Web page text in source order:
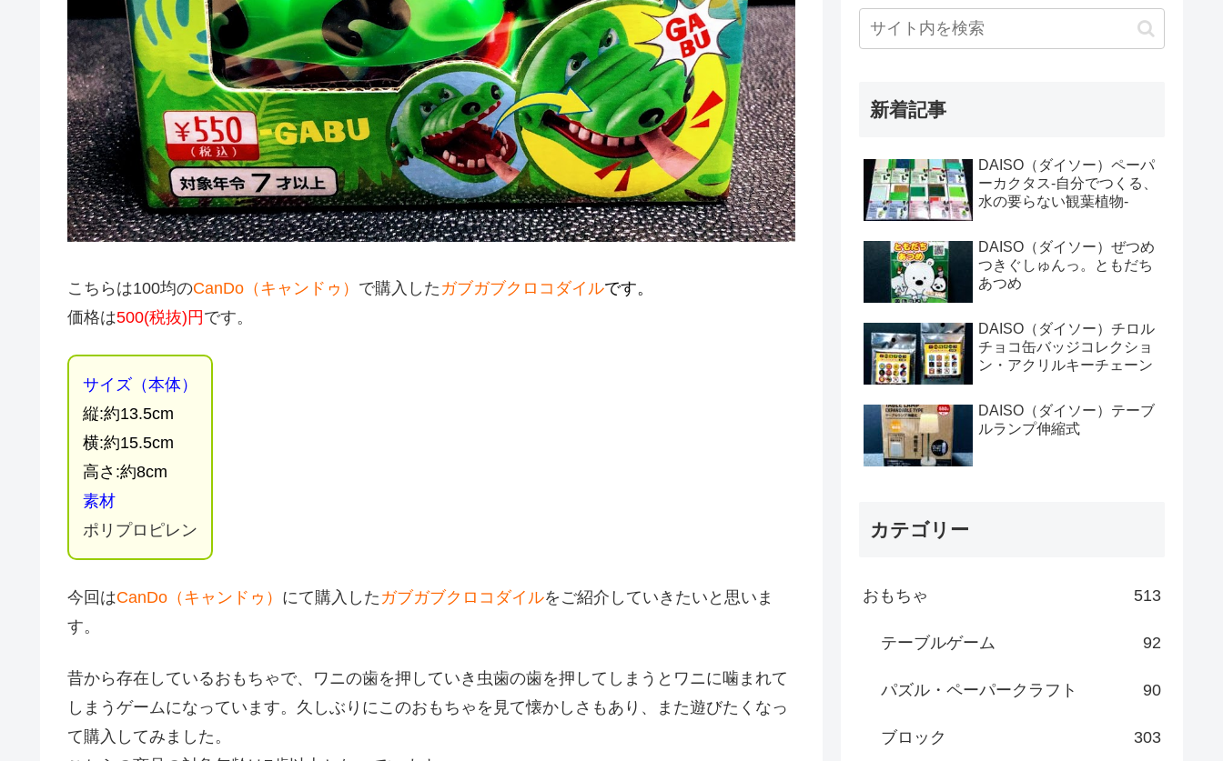
こちらは100均のCanDo（キャンドゥ） で購入した ガブガブクロコダイルです。
価格は500(税抜)円です。
サイズ（本体）
縦:約13.5cm
横:約15.5cm
高さ:約8cm
素材
ポリプロピレン
今回はCanDo（キャンドゥ） にて購入した ガブガブクロコダイルをご紹介していきたいと思いま
す。
昔から存在しているおもちゃで、ワニの歯を押していき虫歯の歯を押してしまうとワニに噛まれて
しまうゲームになっています。久しぶりにこのおもちゃを見て懐かしさもあり、また遊びたくなっ
て購入してみました。
新着記事
DAISO（ダイソー）ペーパ
ーカクタス-自分でつくる、
水の要らない観葉植物-
DAISO（ダイソー）ぜつめ
つきぐしゅんっ。ともだち
あつめ
DAISO（ダイソー）チロル
チョコ缶バッジコレクショ
ン・アクリルキーチェーン
DAISO（ダイソー）テーブ
ルランプ伸縮式
カテゴリー
おもちゃ 513
テーブルゲーム 92
パズル・ペーパークラフト 90
ブロック 303